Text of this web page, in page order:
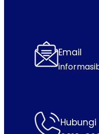
Email
Hubungi